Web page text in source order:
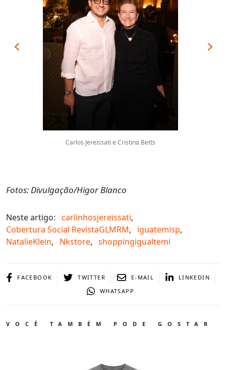
Carlos Jereissati e Cristina Betts
Fotos: Divulgação/Higor Blanco
Neste artigo: carlinhosjereissati,
Cobertura Social RevistaGLMRM, iguatemisp,
NatalieKlein, Nkstore, shoppingigualtemi
FACEBOOK TWITTER E-MAIL
LINKEDIN
WHATSAPP
VOCÊ TAMBÉM PODE GOSTAR